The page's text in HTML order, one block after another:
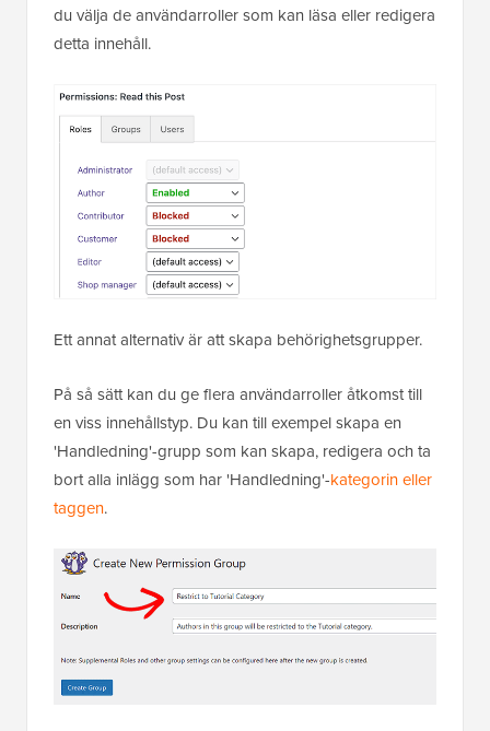
du välja de användarroller som kan läsa eller redigera
detta innehåll.
Ett annat alternativ är att skapa behörighetsgrupper.
På så sätt kan du ge flera användarroller åtkomst till
en viss innehållstyp. Du kan till exempel skapa en
'Handledning'-grupp som kan skapa, redigera och ta
bort alla inlägg som har 'Handledning'-kategorin eller
taggen.